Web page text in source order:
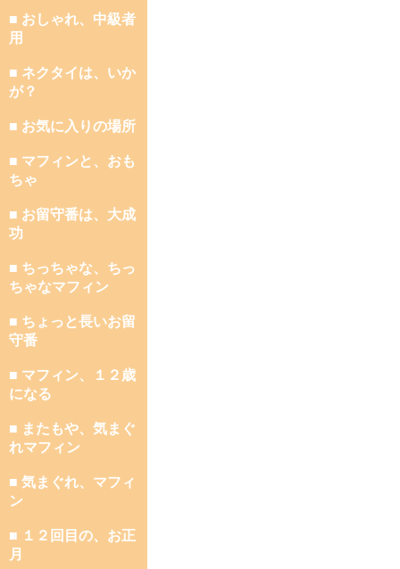
■ おしゃれ、中級者
用
■ ネクタイは、いか
が？
■ お気に入りの場所
■ マフィンと、おも
ちゃ
■ お留守番は、大成
功
■ ちっちゃな、ちっ
ちゃなマフィン
■ ちょっと長いお留
守番
■ マフィン、１２歳
になる
■ またもや、気まぐ
れマフィン
■ 気まぐれ、マフィ
ン
■ １２回目の、お正
月